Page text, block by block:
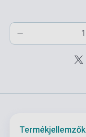
Termékjellemzők